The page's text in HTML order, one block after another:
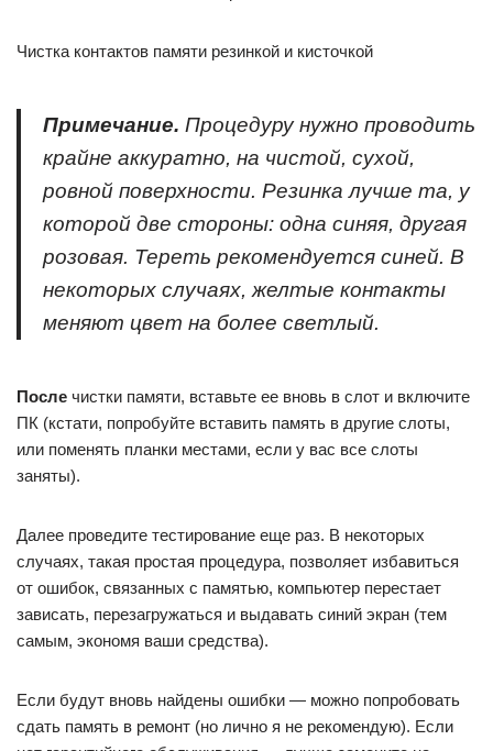
Чистка контактов памяти резинкой и кисточкой
Примечание. Процедуру нужно проводить
крайне аккуратно, на чистой, сухой,
ровной поверхности. Резинка лучше та, у
которой две стороны: одна синяя, другая
розовая. Тереть рекомендуется синей. В
некоторых случаях, желтые контакты
меняют цвет на более светлый.
После чистки памяти, вставьте ее вновь в слот и включите
ПК (кстати, попробуйте вставить память в другие слоты,
или поменять планки местами, если у вас все слоты
заняты).
Далее проведите тестирование еще раз. В некоторых
случаях, такая простая процедура, позволяет избавиться
от ошибок, связанных с памятью, компьютер перестает
зависать, перезагружаться и выдавать синий экран (тем
самым, экономя ваши средства).
Если будут вновь найдены ошибки — можно попробовать
сдать память в ремонт (но лично я не рекомендую). Если